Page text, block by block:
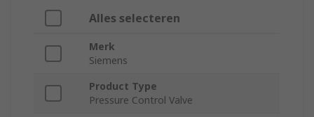
Alles selecteren
Merk
Siemens
Product Type
Pressure Control Valve